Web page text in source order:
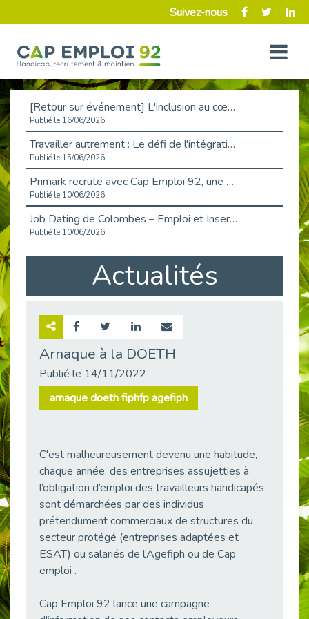
Suivez-nous
[Retour sur événement] L'inclusion au cœur de la Place de l'Emploi à La Défense !
Publié le 16/06/2026
Travailler autrement : Le défi de l'intégration des maladies chroniques en entreprise
Publié le 15/06/2026
Primark recrute avec Cap Emploi 92, une matinée couronnée de succès !
Publié le 10/06/2026
Job Dating de Colombes – Emploi et Insertion
Publié le 10/06/2026
Aborder l'entretien et la situation de handicap en toute confiance
Publié le 09/06/2026
Retour sur l’atelier « Optimiser sa recherche d’emploi »
Publié le 22/05/2026
Handicap et emploi : une matinée pour briser les tabous
Publié le 21/05/2026
L’alternance : un levier stratégique pour recruter et inclure durablement
Publié le 18/05/2026
Fibromyalgie : Quand la douleur invisible s’invite au bureau
Publié le 12/05/2026
Publié le 12/05/2026
Actualités
Arnaque à la DOETH
Publié le 14/11/2022
arnaque doeth fiphfp agefiph
C'est malheureusement devenu une habitude,
chaque année, des entreprises assujetties à
l’obligation d’emploi des travailleurs handicapés
sont démarchées par des individus
prétendument commerciaux de structures du
secteur protégé (entreprises adaptées et
ESAT) ou salariés de l’Agefiph ou de Cap
emploi .
Cap Emploi 92 lance une campagne